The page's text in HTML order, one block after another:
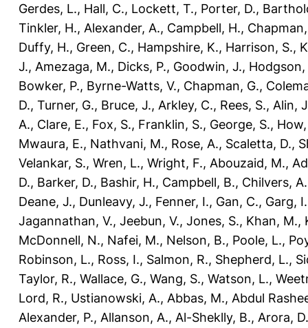
Gerdes, L., Hall, C., Lockett, T., Porter, D.,
Tinkler, H., Alexander, A., Campbell, H.,
Duffy, H., Green, C., Hampshire, K., Harrison, S.,
J., Amezaga, M., Dicks, P., Goodwin, J., Hodgson,
Bowker, P., Byrne-Watts, V., Chapman, G.,
D., Turner, G., Bruce, J., Arkley, C., Rees, S., Alin,
A., Clare, E., Fox, S., Franklin, S., George, S.,
Mwaura, E., Nathvani, M., Rose, A., Scaletta, D.,
Velankar, S., Wren, L., Wright, F., Abouzaid, M.,
D., Barker, D., Bashir, H., Campbell, B., Chilvers, A.
Deane, J., Dunleavy, J., Fenner, I., Gan, C., Garg, I.
Jagannathan, V., Jeebun, V., Jones, S., Khan, M.,
McDonnell, N., Nafei, M., Nelson, B., Poole, L.,
Robinson, L., Ross, I., Salmon, R., Shepherd, L.,
Taylor, R., Wallace, G., Wang, S., Watson, L.,
Lord, R., Ustianowski, A., Abbas, M., Abdul
Alexander, P., Allanson, A., Al-Sheklly, B., Arora, D.